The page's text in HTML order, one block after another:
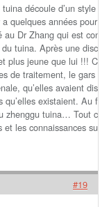
découle d’un style
quelques années pour
Dr Zhang qui est
tuina. Après une
plus jeune que lui !!!
de traitement, le gars
qu’elles avaient
existaient. Au
zhenggu tuina… Tout
les connaissances
#19